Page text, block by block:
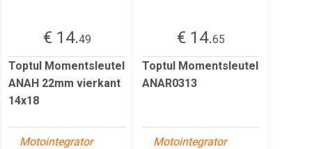
€ 14.49
Toptul Momentsleutel
ANAH 22mm vierkant
14x18
Motointegrator
€ 14.65
Toptul Momentsleutel
ANAR0313
Motointegrator